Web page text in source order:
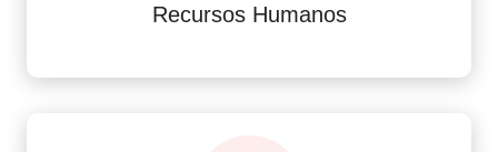
Recursos Humanos